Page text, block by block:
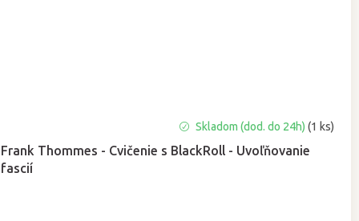
Frank Thommes - Cvičenie s BlackRoll - Uvoľňovanie
fascií
Skladom (dod. do 24h) (1 ks)